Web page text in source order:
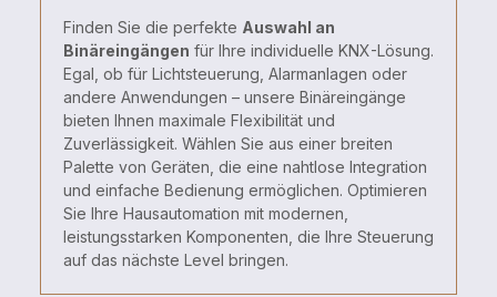
Finden Sie die perfekte Auswahl an
Binäreingängen für Ihre individuelle KNX-Lösung.
Egal, ob für Lichtsteuerung, Alarmanlagen oder
andere Anwendungen – unsere Binäreingänge
bieten Ihnen maximale Flexibilität und
Zuverlässigkeit. Wählen Sie aus einer breiten
Palette von Geräten, die eine nahtlose Integration
und einfache Bedienung ermöglichen. Optimieren
Sie Ihre Hausautomation mit modernen,
leistungsstarken Komponenten, die Ihre Steuerung
auf das nächste Level bringen.